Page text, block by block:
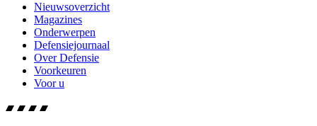
Nieuwsoverzicht
Magazines
Onderwerpen
Defensiejournaal
Over Defensie
Voorkeuren
Voor u